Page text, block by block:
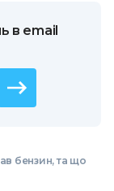
в email
бензин, та що